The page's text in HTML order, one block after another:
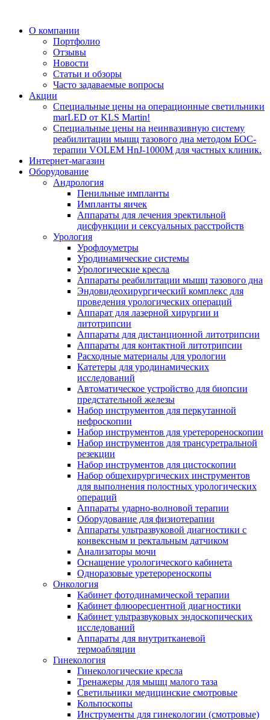
О компании
Портфолио
Отзывы
Новости
Статьи и обзоры
Часто задаваемые вопросы
Акции
Специальные цены на операционные светильники
marLED от KLS Martin!
Специальные цены на неинвазивную систему
реабилитации мышц тазового дна методом БОС-
терапии VOLEM HnJ-1000M для частных клиник.
Интернет-магазин
Оборудование
Андрология
Пенильные импланты
Импланты яичек
Аппараты для лечения эректильной
дисфункции и сексуальных расстройств
Урология
Урофлоуметры
Уродинамические системы
Урологические кресла
Аппараты реабилитации мышц тазового дна
Эндовидеохирургический комплекс для
проведения урологических операций
Аппарат для лазерной хирургии и
литотрипсии
Аппараты для дистанционной литотрипсии
Аппараты для контактной литотрипсии
Расходные материалы для урологии
Катетеры для уродинамических
исследований
Автоматическое устройство для биопсии
предстательной железы
Набор инструментов для перкутанной
нефроскопии
Набор инструментов для уретерореноскопии
Набор инструментов для трансуретральной
резекции
Набор инструментов для цистоскопии
Набор общехирургических инструментов
для выполнения полостных урологических
операций
Аппараты ударно-волновой терапии
Оборудование для физиотерапии
Аппараты ультразвуковой диагностики с
конвексным и ректальным датчиком
Анализаторы мочи
Оснащение урологического кабинета
Одноразовые уретерореноскопы
Онкология
Кабинет фотодинамической терапии
Кабинет флюоресцентной диагностики
Кабинет ультразвуковых эндоскопических
исследований
Аппараты для внутритканевой
термоабляции
Гинекология
Гинекологические кресла
Тренажеры для мышц малого таза
Светильники медицинские смотровые
Кольпоскопы
Инструменты для гинекологии (смотровые)